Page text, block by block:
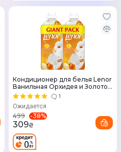
Кондиционер для белья Lenor
Ванильная Орхидея и Золотой
Янтарь 2 шт х 1200 мл
1
Ожидается
499 -38%
309₴